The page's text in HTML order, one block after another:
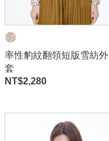
率性豹紋翻領短版雪紡外
套
NT$2,280